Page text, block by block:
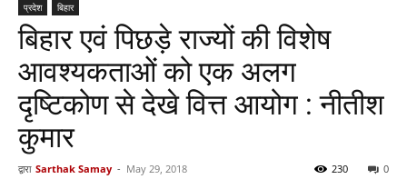
प्रदेश बिहार
बिहार एवं पिछड़े राज्यों की विशेष
आवश्यकताओं को एक अलग
दृष्टिकोण से देखे वित्त आयोग : नीतीश
कुमार
द्वारा Sarthak Samay - May 29, 2018 0
230